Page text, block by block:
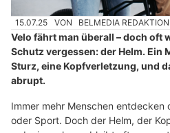
15.07.25 VON BELMEDIA REDAKTION
Velo fährt man überall – doch oft
Schutz vergessen: der Helm. Ein
Sturz, eine Kopfverletzung, und
abrupt.
Immer mehr Menschen entdecken
oder Sport. Doch der Helm, der